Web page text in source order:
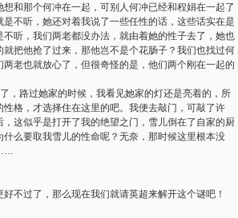
和那个何冲在一起，可别人何冲已经和程娟在一起了
不听，她还对着我说了一些任性的话，这些话实在是
听，我们两老都没办法，就由着她的性子去了，她也
把他抢了过来，那他岂不是个花肠子？我们也找过何
老也就放心了，但很奇怪的是，他们两个刚在一起的
路过她家的时候，我看见她家的灯还是亮着的，所
格，才选择住在这里的吧。我便去敲门，可敲了许
这似乎是打开了我的绝望之门，雪儿倒在了自家的厨
么要取我雪儿的性命呢？无奈，那时候这里根本没
……
过了，那么现在我们就请英超来解开这个谜吧！